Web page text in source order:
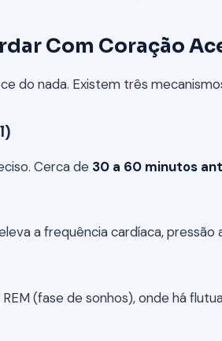
Com Coração
do nada. Existem três
Cerca de 30 a 60 minutos
a frequência cardíaca,
(fase de sonhos), onde há